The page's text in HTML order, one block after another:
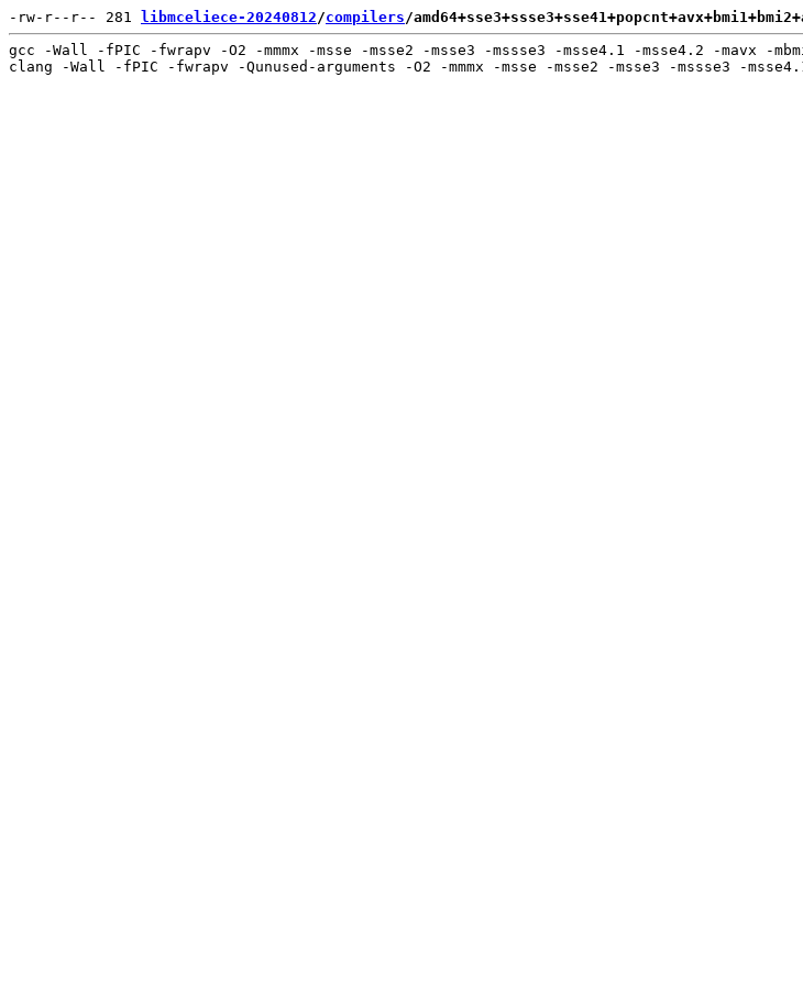
-rw-r--r-- 281 libmceliece-20240812/compilers/
gcc -Wall -fPIC -fwrapv -O2 -mmmx -msse -msse2 -msse3 -mssse3 -msse4.1 -msse4.2 -mavx -